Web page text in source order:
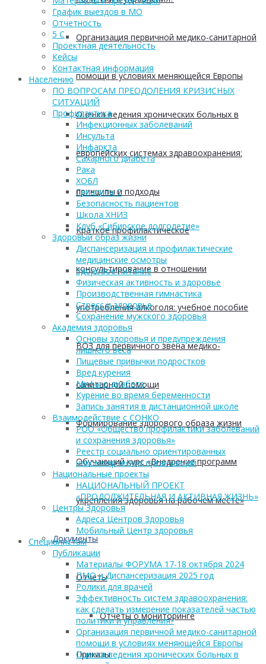
Организация первичной медико-санитарной
помощи в условиях меняющейся Европы
Оценка ведения хронических больных в
европейских системах здравоохранения:
принципы и подходы
Краткое профилактическое
консультирование в отношении
употребления алкоголя: учебное пособие
ВОЗ для первичного звена медико-
санитарной помощи
Формирование здорового образа жизни
Обучающий курс «Внедрение программ
укрепления здоровья на рабочем месте»
Документы
Отчеты
Отчеты о мониторинге
Приказы
График выездов в МО
Отчетность
5 С
Проектная деятельность
Кейсы
Контактная информация
Населению
ПО ВОПРОСАМ ПРЕОДОЛЕНИЯ КРИЗИСНЫХ
СИТУАЦИЙ
Профилактика
Инфекционных заболеваний
Инсульта
Инфаркта
Сахарного диабета
Рака
ХОБЛ
Гепатита С
Безопасность пациентов
Школа ХНИЗ
Клуб «Сибирское долголетие»
Здоровый образ жизни
Диспансеризация и профилактические
медицинские осмотры
Здоровое питание
Физическая активность и здоровье
Производственная гимнастика
Стресс и здоровье
Сохранение мужского здоровья
Академия здоровья
Основы здоровья и предупреждения
лишнего веса
Пищевые привычки подростков
Вред курения
Мифы о диабете
Курение во время беременности
Запись занятия в дистанционной школе
Взаимодействие с СОНКО
РОО «Общество профилактики заболеваний
и сохранения здоровья»
Реестр социально ориентированных
некоммерческих организаций
Национальные проекты
НАЦИОНАЛЬНЫЙ ПРОЕКТ
«ПРОДОЛЖИТЕЛЬНАЯ И АКТИВНАЯ ЖИЗНЬ»
Центры Здоровья
Адреса Центров Здоровья
Мобильный Центр здоровья
Cпециалистам
Публикации
Материалы ФОРУМА 17-18 октября 2024
ПМО и Диспансеризация 2025 год
Ролики для врачей
Эффективность систем здравоохранения:
как сделать измерение показателей частью
политики и управления?
Организация первичной медико-санитарной
помощи в условиях меняющейся Европы
Оценка ведения хронических больных в